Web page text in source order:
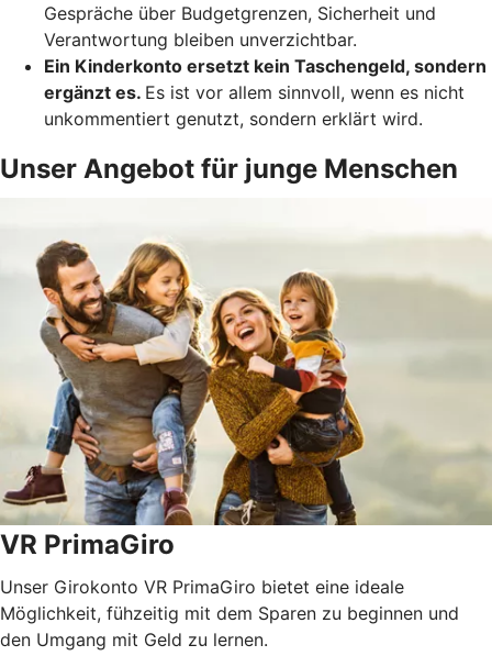
Gespräche über Budgetgrenzen, Sicherheit und
Verantwortung bleiben unverzichtbar.
Ein Kinderkonto ersetzt kein Taschengeld, sondern
ergänzt es. Es ist vor allem sinnvoll, wenn es nicht
unkommentiert genutzt, sondern erklärt wird.
Unser Angebot für junge Menschen
VR PrimaGiro
Unser Girokonto VR PrimaGiro bietet eine ideale
Möglichkeit, fühzeitig mit dem Sparen zu beginnen und
den Umgang mit Geld zu lernen.